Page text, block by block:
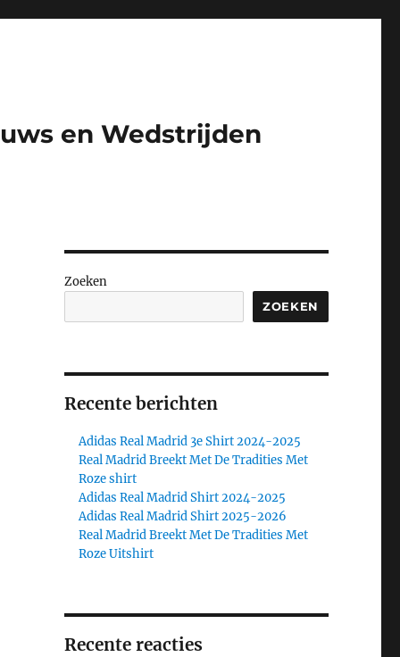
en Wedstrijden​
Zoeken
ZOEKEN
Recente berichten
Adidas Real Madrid 3e Shirt 2024-2025
Real Madrid Breekt Met De Tradities Met
Roze shirt
Adidas Real Madrid Shirt 2024-2025
Adidas Real Madrid Shirt 2025-2026
Real Madrid Breekt Met De Tradities Met
Roze Uitshirt
Recente reacties